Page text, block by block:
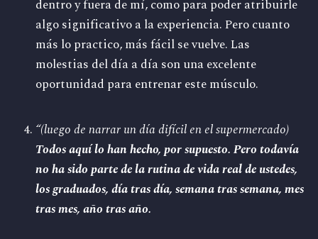
dentro y fuera de mí, como para poder atribuirle
algo significativo a la experiencia. Pero cuanto
más lo practico, más fácil se vuelve. Las
molestias del día a día son una excelente
oportunidad para entrenar este músculo.
“(luego de narrar un día difícil en el supermercado)
Todos aquí lo han hecho, por supuesto. Pero todavía
no ha sido parte de la rutina de vida real de ustedes,
los graduados, día tras día, semana tras semana, mes
tras mes, año tras año.